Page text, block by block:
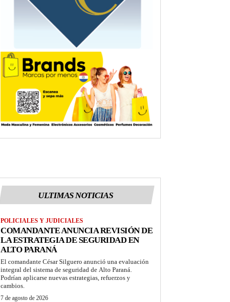
ULTIMAS NOTICIAS
POLICIALES Y JUDICIALES
COMANDANTE ANUNCIA REVISIÓN DE
LA ESTRATEGIA DE SEGURIDAD EN
ALTO PARANÁ
El comandante César Silguero anunció una evaluación
integral del sistema de seguridad de Alto Paraná.
Podrían aplicarse nuevas estrategias, refuerzos y
cambios.
7 de agosto de 2026